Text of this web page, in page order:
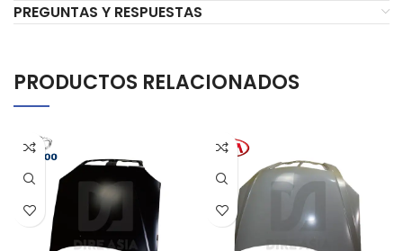
PREGUNTAS Y RESPUESTAS
PRODUCTOS RELACIONADOS